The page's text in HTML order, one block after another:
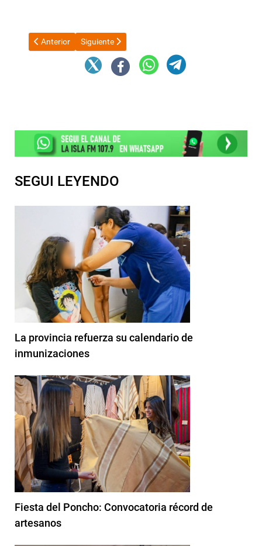
Artículo anterior: Gobierno depositó fondos destinados al
Anterior Artículo siguiente: Saadi disparó contra los
Siguiente
SEGUI LEYENDO
La provincia refuerza su calendario de
inmunizaciones
Fiesta del Poncho: Convocatoria récord de
artesanos